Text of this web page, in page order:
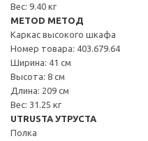
Вес: 9.40 кг
METOD МЕТОД
Каркас высокого шкафа
Номер товара: 403.679.64
Ширина: 41 см
Высота: 8 см
Длина: 209 см
Вес: 31.25 кг
UTRUSTA УТРУСТА
Полка